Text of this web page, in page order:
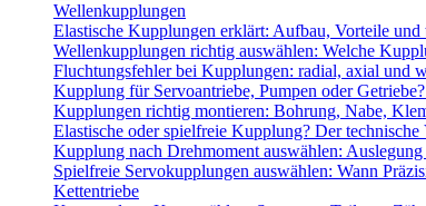
Wellenkupplungen
Elastische Kupplungen erklärt: Aufbau, Vorteile und
Wellenkupplungen richtig auswählen: Welche
Fluchtungsfehler bei Kupplungen: radial, axial und
Kupplung für Servoantriebe, Pumpen oder
Kupplungen richtig montieren: Bohrung, Nabe,
Elastische oder spielfreie Kupplung? Der
Kupplung nach Drehmoment auswählen:
Spielfreie Servokupplungen auswählen: Wann
Kettentriebe